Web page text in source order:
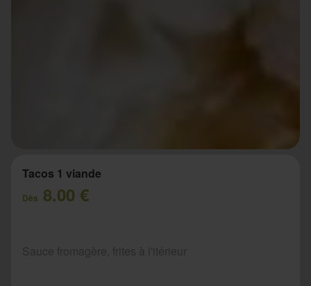
Tacos 1 viande
Dès 8.00 €